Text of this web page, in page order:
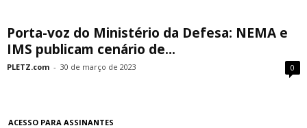
Porta-voz do Ministério da Defesa: NEMA e
IMS publicam cenário de...
PLETZ.com - 30 de março de 2023 0
ACESSO PARA ASSINANTES